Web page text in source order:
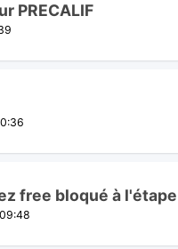
PRECALIF
free bloqué à